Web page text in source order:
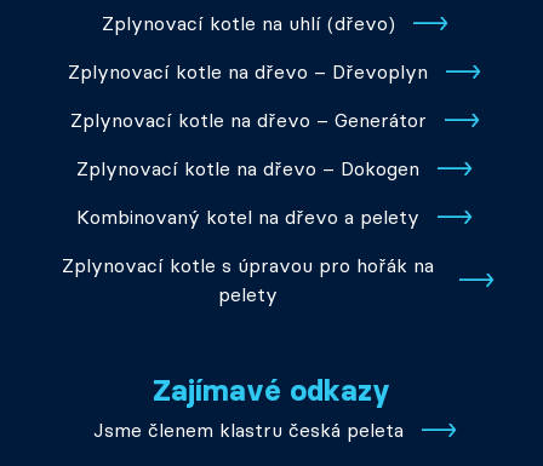
Zplynovací kotle na uhlí (dřevo)
Zplynovací kotle na dřevo – Dřevoplyn
Zplynovací kotle na dřevo – Generátor
Zplynovací kotle na dřevo – Dokogen
Kombinovaný kotel na dřevo a pelety
Zplynovací kotle s úpravou pro hořák na
pelety
Zajímavé odkazy
Jsme členem klastru česká peleta